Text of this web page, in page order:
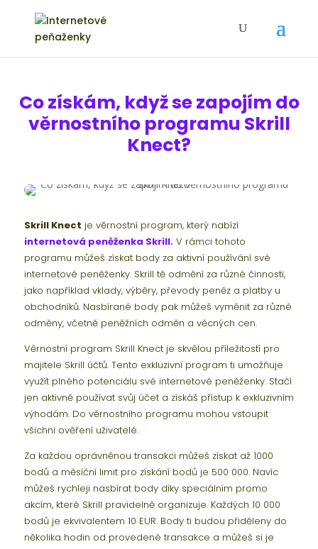
Co získám, když se zapojím do
věrnostního programu Skrill
Knect?
Skrill Knect je věrnostní program, který nabízí
internetová peněženka Skrill. V rámci tohoto
programu můžeš získat body za aktivní používání své
internetové peněženky. Skrill tě odmění za různé činnosti,
jako například vklady, výběry, převody peněz a platby u
obchodníků. Nasbírané body pak můžeš vyměnit za různé
odměny, včetně peněžních odměn a věcných cen.
Věrnostní program Skrill Knect je skvělou příležitostí pro
majitele Skrill účtů. Tento exkluzivní program ti umožňuje
využít plného potenciálu své internetové peněženky. Stačí
jen aktivně používat svůj účet a získáš přístup k exkluzivním
výhodám. Do věrnostního programu mohou vstoupit
všichni ověření uživatelé.
Za každou oprávněnou transakci můžeš získat až 1000
bodů a měsíční limit pro získání bodů je 500 000. Navíc
můžeš rychleji nasbírat body díky speciálním promo
akcím, které Skrill pravidelně organizuje. Každých 10 000
bodů je ekvivalentem 10 EUR. Body ti budou přiděleny do
několika hodin od provedené transakce a můžeš si je